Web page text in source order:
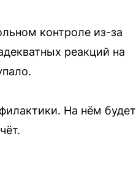
контроле из-за
реакций на
На нём будет